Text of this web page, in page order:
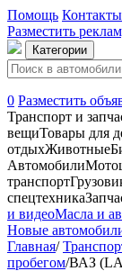
Помощь Контакты
Разместить
Категории
0 Разместить
Транспорт и
вещиТовары для
отдыхЖивотные
Автомобили
транспорт
спецтехника
и видеоМасла и
Новые
Главная/
пробегом/ВАЗ